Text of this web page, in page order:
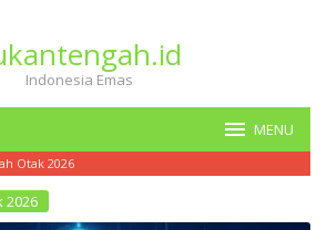
Indonesia Emas
MENU
Otak 2026
2026